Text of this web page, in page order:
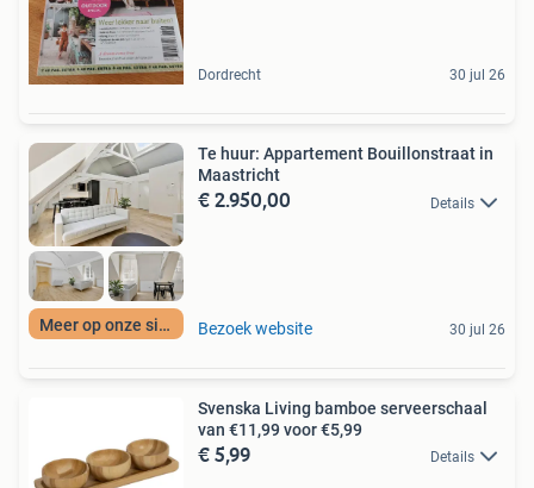
Dordrecht 30 jul 26
Meer op onze site
Te huur: Appartement Bouillonstraat in
Maastricht
€ 2.950,00 Details
Bezoek website 30 jul 26
Svenska Living bamboe serveerschaal
van €11,99 voor €5,99
€ 5,99 Details